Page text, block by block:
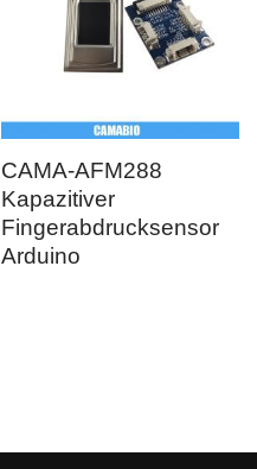
CAMA-AFM288
Kapazitiver
Fingerabdrucksensor
Arduino